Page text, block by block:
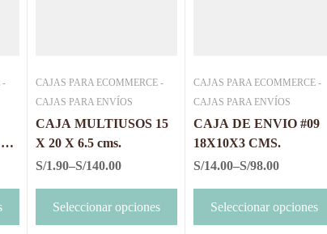
-
CAJAS PARA ECOMMERCE -
CAJAS PARA ENVÍOS
CAJA MULTIUSOS 15
X 20 X 6.5 cms.
S/1.90–S/140.00
Seleccionar opciones
CAJAS PARA ECOMMERCE -
CAJAS PARA ENVÍOS
CAJA DE ENVIO #09
18X10X3 CMS.
S/14.00–S/98.00
Seleccionar opciones